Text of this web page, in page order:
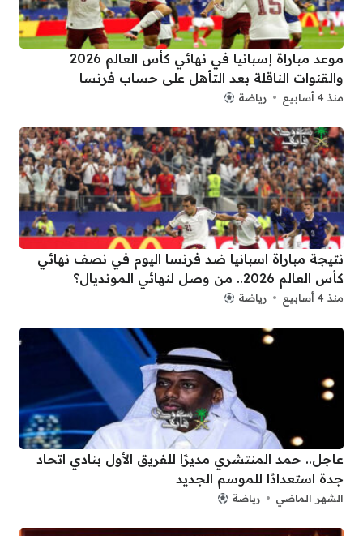
موعد مباراة إسبانيا في نهائي كأس العالم 2026
والقنوات الناقلة بعد التأهل على حساب فرنسا
منذ 4 أسابيع رياضة
نتيجة مباراة اسبانيا ضد فرنسا اليوم في نصف نهائي
كأس العالم 2026.. من وصل لنهائي المونديال؟
منذ 4 أسابيع رياضة
عاجل.. حمد المنتشري مديرًا للفريق الأول بنادي اتحاد
جدة استعدادًا للموسم الجديد
الشهر الماضي رياضة